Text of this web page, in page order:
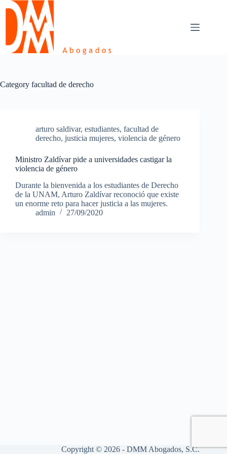
Skip
content
Category facultad de derecho
arturo saldivar, estudiantes, facultad de
derecho, justicia mujeres, violencia de género
Ministro Zaldívar pide a universidades castigar la
violencia de género
Durante la bienvenida a los estudiantes de Derecho
de la UNAM, Arturo Zaldívar reconoció que existe
un enorme reto para hacer justicia a las mujeres.
admin
27/09/2020
Copyright © 2026 - DMM Abogados, S.C.